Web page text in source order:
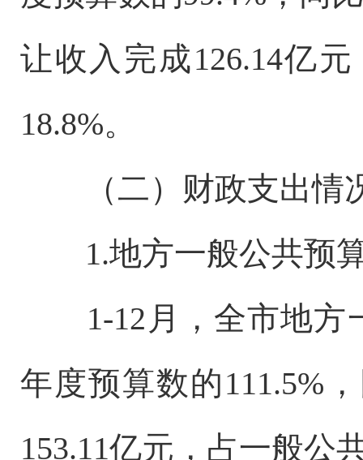
让收入完成126.14亿
18.8%。
（二）财政支出情
1.地方一般公共预
1-12月，全市地方
年度预算数的111.5%
153.11亿元，占一般公